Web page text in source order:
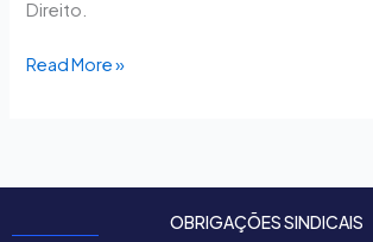
Direito.
Read More »
OBRIGAÇÕES SINDICAIS